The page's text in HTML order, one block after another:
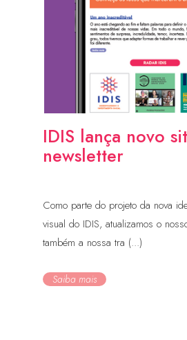
IDIS lança novo
newsletter
Como parte do projeto da nova
visual do IDIS, atualizamos o
também a nossa tra (...)
Saiba mais